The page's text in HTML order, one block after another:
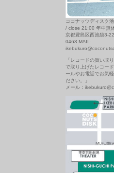
ココナッツディスク
/ close 21:00 年中無
京都豊島区西池袋3-
0463 MAIL:
「レコードの買い取
で取り上げたレコー
ールやお電話でお気
ださい。」
メール：